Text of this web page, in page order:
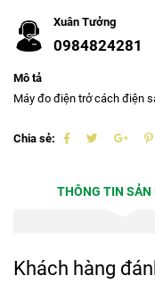
Xuân Tưởng
0984824281
Mô tả
Máy đo điện trở cách điện
Chia sẻ:
THÔNG TIN SẢN
Khách hàng